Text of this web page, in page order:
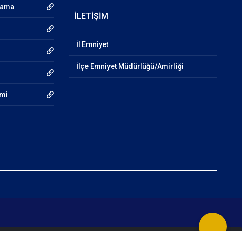
İLETİŞİM
İl Emniyet
İlçe Emniyet Müdürlüğü/Amirliği